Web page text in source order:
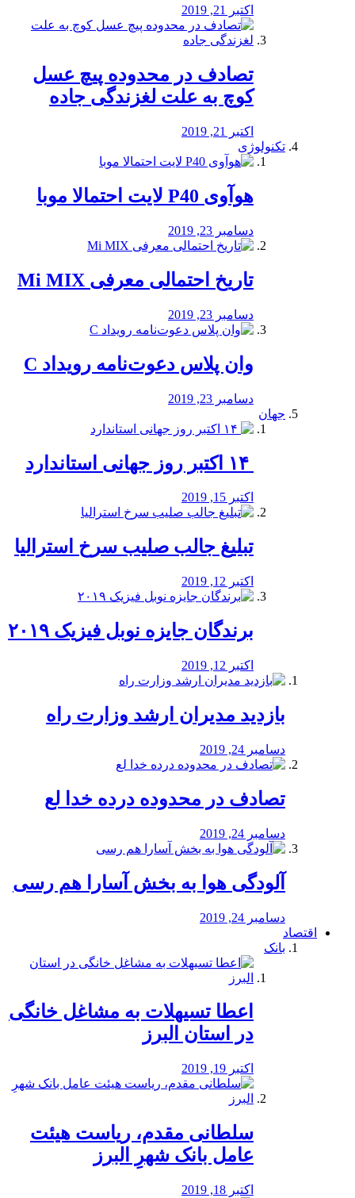
اکتبر 21, 2019
تصادف در محدوده پیچ عسل
کوچ به علت لغزندگی جاده
اکتبر 21, 2019
تکنولوژی
هوآوی P40 لایت احتمالا موبا
دسامبر 23, 2019
تاریخ احتمالی معرفی Mi MIX
دسامبر 23, 2019
وان پلاس دعوت‌نامه رویداد C
دسامبر 23, 2019
جهان
اکتبر 15, 2019
تبلیغ جالب صلیب سرخ استرالیا
اکتبر 12, 2019
برندگان جایزه نوبل فیزیک ۲۰۱۹
اکتبر 12, 2019
بازدید مدیران ارشد وزارت راه
دسامبر 24, 2019
تصادف در محدوده درده خدا لع
دسامبر 24, 2019
آلودگی هوا به بخش آسارا هم رسی
دسامبر 24, 2019
اقتصاد
بانک
️اعطا تسیهلات به مشاغل خانگی
در استان البرز
اکتبر 19, 2019
سلطانی مقدم، ریاست هیئت
عامل بانک شهرِ البرز
اکتبر 18, 2019